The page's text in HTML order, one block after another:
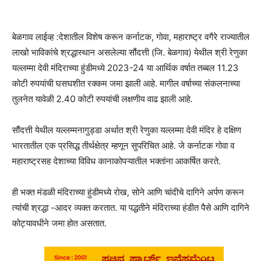
बेळगाव लाईव्ह :देशातील विशेष करून कर्नाटक, गोवा, महाराष्ट्र वगैरे राज्यातील
लाखो भाविकांचे श्रद्धास्थान असलेल्या सौंदत्ती (जि. बेळगाव) येथील श्री रेणुका
यल्लम्मा देवी मंदिराच्या हुंडीमध्ये 2023-24 या आर्थिक वर्षात तब्बल 11.23
कोटी रुपयांची घसघशीत रक्कम जमा झाली आहे. मागील वर्षाच्या संकलनाच्या
तुलनेत यावेळी 2.40 कोटी रुपयांची लक्षणीय वाढ झाली आहे.
सौंदत्ती येथील यल्लम्मनागुड्डा अर्थात श्री रेणुका यल्लम्मा देवी मंदिर हे दक्षिण
भारतातील एक प्रसिद्ध तीर्थक्षेत्र म्हणून सुपरिचित आहे. जे कर्नाटक गोवा व
महाराष्ट्रसह देशाच्या विविध कानाकोपऱ्यातील भक्तांना आकर्षित करते.
ही भक्त मंडळी मंदिराच्या हुंडीमध्ये रोख, सोने आणि चांदीचे दागिने अर्पण करून
त्यांची श्रद्धा -आदर व्यक्त करतात. या पद्धतीने मंदिराच्या हंडीत पैसे आणि दागिने
कोट्यावधीने जमा होत असतात.